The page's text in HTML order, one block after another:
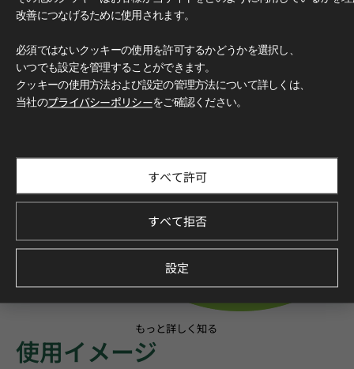
もっと詳しく知る
使用イメージ
改善につなげるために使用されます。
必須ではないクッキーの使用を許可するかどうかを選択し、
いつでも設定を管理することができます。
クッキーの使用方法および設定の管理方法について詳しくは、
当社のプライバシーポリシーをご確認ください。
すべて許可
すべて拒否
設定